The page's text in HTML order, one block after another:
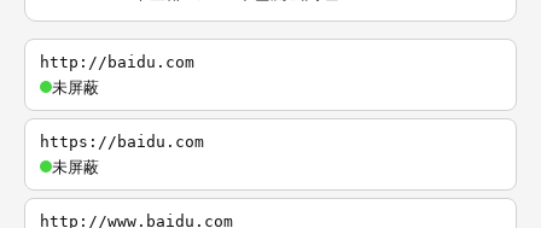
http://baidu.com
未屏蔽
https://baidu.com
未屏蔽
http://www.baidu.com